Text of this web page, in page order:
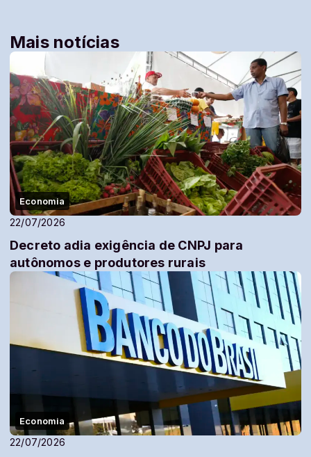
Mais notícias
Economia
22/07/2026
Decreto adia exigência de CNPJ para
autônomos e produtores rurais
Economia
22/07/2026